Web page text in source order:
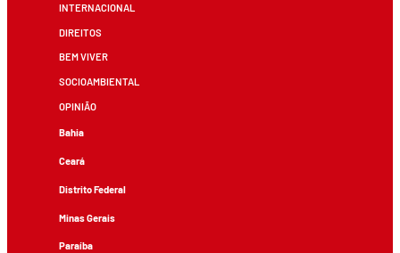
INTERNACIONAL
DIREITOS
BEM VIVER
SOCIOAMBIENTAL
OPINIÃO
Bahia
Ceará
Distrito Federal
Minas Gerais
Paraíba